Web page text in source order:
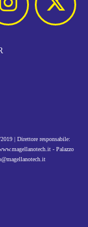
| Direttore responsabile:
- Palazzo